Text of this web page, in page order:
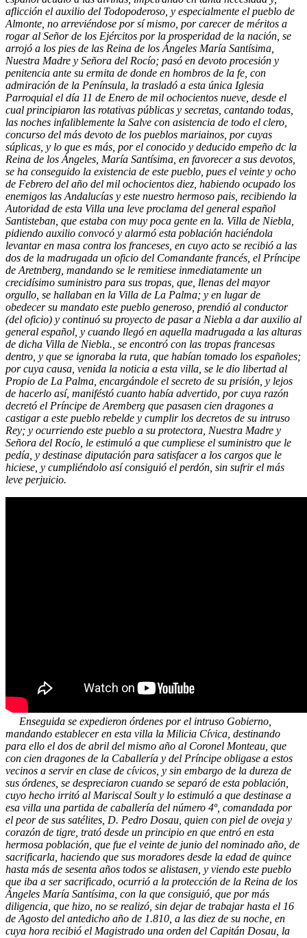
aflicción el auxilio del Todopoderoso, y especialmente el pueblo de
Almonte, no arreviéndose por sí mismo, por carecer de méritos a
rogar al Señor de los Ejércitos por la prosperidad de la nación, se
arrojó a los pies de las Reina de los Ángeles María Santísima,
Nuestra Madre y Señora del Rocío; pasó en devoto procesión y
penitencia ante su ermita de donde en hombros de la fe, con
admiración de la Península, la trasladó a esta única Iglesia
Parroquial el día 11 de Enero de mil ochocientos nueve, desde el
cual principiaron las rotativas públicas y secretas, cantando todas,
las noches infaliblemente la Salve con asistencia de todo el clero,
concurso del más devoto de los pueblos mariainos, por cuyas
súplicas, y lo que es más, por el conocido y deducido empeño dc la
Reina de los Ángeles, María Santísima, en favorecer a sus devotos,
se ha conseguido la existencia de este pueblo, pues el veinte y ocho
de Febrero del año del mil ochocientos diez, habiendo ocupado los
enemigos las Andalucías y este nuestro hermoso pais, recibiendo la
Autoridad de esta Villa una leve proclama del general español
Santisteban, que estaba con muy poca gente en la. Villa de Niebla,
pidiendo auxilio convocó y alarmó esta población haciéndola
levantar en masa contra los franceses, en cuyo acto se recibió a las
dos de la madrugada un oficio del Comandante francés, el Príncipe
de Aretnberg, mandando se le remitiese inmediatamente un
crecidísimo suministro para sus tropas, que, llenas del mayor
orgullo, se hallaban en la Villa de La Palma; y en lugar de
obedecer su mandato este pueblo generoso, prendió al conductor
(del oficio) y continuó su proyecto de pasar a Niebla a dar auxilio al
general español, y cuando llegó en aquella madrugada a las alturas
de dicha Villa de Niebla., se encontró con las tropas francesas
dentro, y que se ignoraba la ruta, que habían tomado los españoles;
por cuya causa, venida la noticia a esta villa, se le dio libertad al
Propio de La Palma, encargándole el secreto de su prisión, y lejos
de hacerlo así, maniféstó cuanto había advertido, por cuya razón
decretó el Príncipe de Aremberg que pasasen cien dragones a
castigar a este pueblo rebelde y cumplir los decretos de su intruso
Rey; y ocurriendo este pueblo a su protectora, Nuestra Madre y
Señora del Rocío, le estimuló a que cumpliese el suministro que le
pedía, y destinase diputación para satisfacer a los cargos que le
hiciese, y cumpliéndolo así consiguió el perdón, sin sufrir el más
leve perjuicio.
Enseguida se expedieron órdenes por el intruso Gobierno,
mandando establecer en esta villa la Milicia Cívica, destinando
para ello el dos de abril del mismo año al Coronel Monteau, que
con cien dragones de la Caballería y del Príncipe obligase a estos
vecinos a servir en clase de cívicos, y sin embargo de la dureza de
sus órdenes, se despreciaron cuando se separó de esta población,
cuyo hecho irritó al Mariscal Soult y lo estimuló a que destinase a
esa villa una partida de caballería del número 4º, comandada por
el peor de sus satélites, D. Pedro Dosau, quien con piel de oveja y
corazón de tigre, trató desde un principio en que entró en esta
hermosa población, que fue el veinte de junio del nominado año, de
sacrificarla, haciendo que sus moradores desde la edad de quince
hasta más de sesenta años todos se alistasen, y viendo este pueblo
que iba a ser sacrificado, ocurrió a la protección de la Reina de los
Ángeles María Santísima, con la que consiguió, que por más
diligencia, que hizo, no se realizó, sin dejar de trabajar hasta el 16
de Agosto del antedicho año de 1.810, a las diez de su noche, en
cuya hora recibió el Magistrado una orden del Capitán Dosau, la